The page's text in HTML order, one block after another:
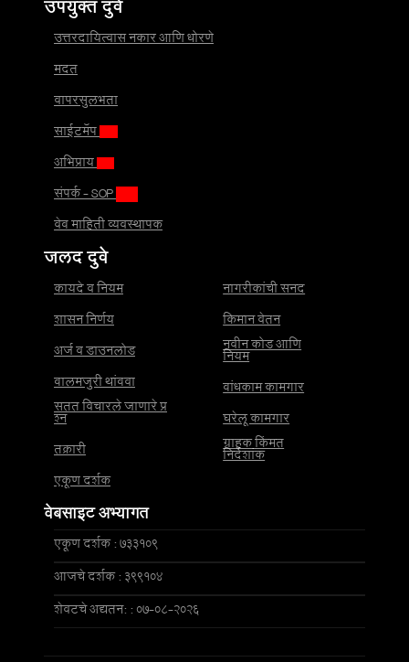
उपयुक्त दुवे
उत्तरदायित्वास नकार आणि धोरणे
मदत
वापरसुलभता
साईटमॅप
अभिप्राय
संपर्क - SOP
वेब माहिती व्यवस्थापक
जलद दुवे
कायदे व नियम
शासन निर्णय
अर्ज व डाउनलोड
बालमजुरी थांबवा
सतत विचारले जाणारे प्र
श्न
तक्रारी
एकूण दर्शक
नागरीकांची सनद
किमान वेतन
नवीन कोड आणि
नियम
बांधकाम कामगार
घरेलू कामगार
ग्राहक किंमत
निर्देशांक
वेबसाइट अभ्यागत
एकूण दर्शक : 733109
आजचे दर्शक : 399104
शेवटचे अद्यतन: : 07-08-2026